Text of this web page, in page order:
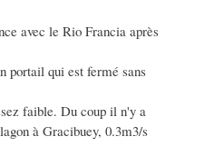
avec le Rio Francia après
portail qui est fermé sans
faible. Du coup il n'y a
à Gracibuey, 0.3m3/s